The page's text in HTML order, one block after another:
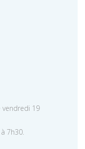
vendredi 19
7h30.